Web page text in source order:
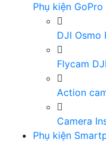
Phụ kiện
DJI Osmo
Flycam
Action
Camera
Phụ kiện